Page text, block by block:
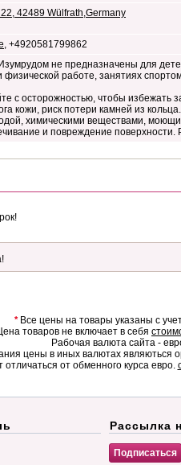
42489 Wülfrath,Germany
, +4920581799862
не предназначены для
работе, занятиях
с осторожностью, чтобы избежать
кожи, риск потери камней из кольца.
химическими веществами,
и повреждение поверхности.
*Все цены на товары указаны с
товаров не включает в себя
Рабочая валюта сайта -
цены в иных валютах являються
отличаться от обменного курса евро.
Рассылка